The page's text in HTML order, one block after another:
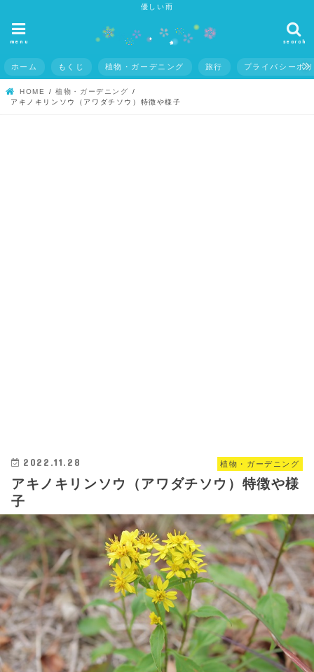
優しい雨
search
menu
ホーム もくじ 植物・ガーデニング 旅行 プライバシーポ
HOME
植物・ガーデニング
アキノキリンソウ（アワダチソウ）特徴や様子
植物・ガーデニング
2022.11.28
アキノキリンソウ（アワダチソウ）特徴や様
子